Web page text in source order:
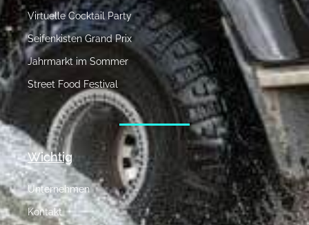
Virtuelle Cocktail Party
Seifenkisten Grand Prix
Jahrmarkt im Sommer
Street Food Festival
Wichtig
Unternehmen
Kontakt